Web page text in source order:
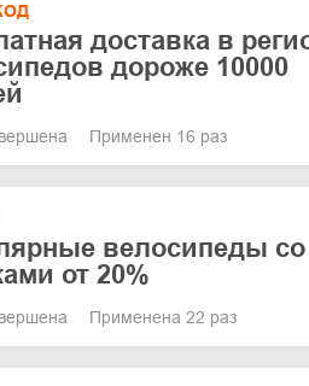
доставка в
дороже 10000
Применен 16 раз
велосипеды со
от 20%
Применена 22 раз